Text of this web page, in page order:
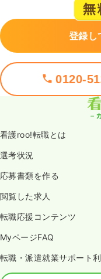
登録し
0120-
看護roo!転職とは
選考状況
応募書類を作る
閲覧した求人
転職応援コンテンツ
MyページFAQ
転職・派遣就業サポート